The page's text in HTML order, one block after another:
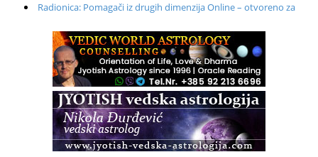
Radionica: Pomagači iz drugih dimenzija Online – otvoreno za
Zagreb+Online
Osnovni ThetaHealing® tečaj, Zagreb i Online
Zagreb
Osnovna radionica za izscjeljivanje pranom (Basic Pranic
Healing course)
Access BARS®, otpusti stres